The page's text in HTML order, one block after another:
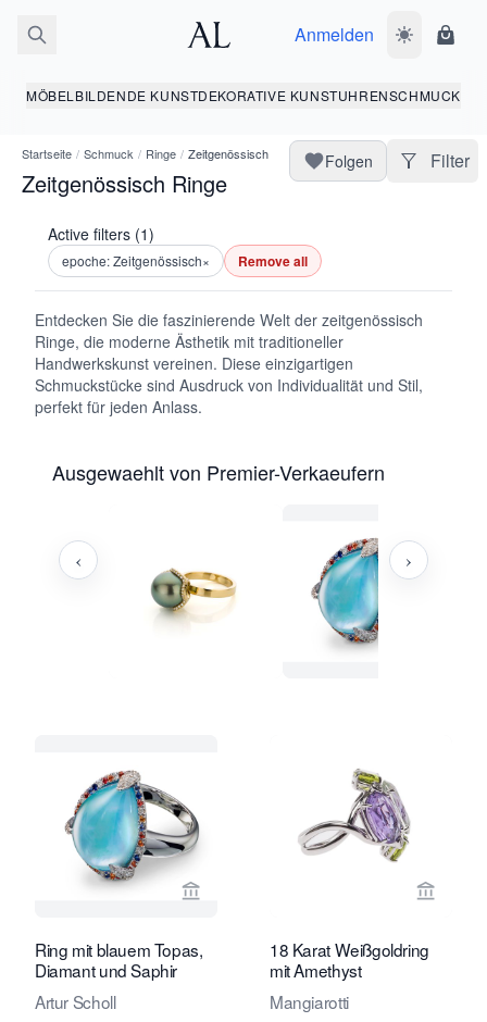
Anmelden
MÖBEL BILDENDE KUNSTDEKORATIVE KUNSTUHRENSCHMUCK
Startseite / Schmuck / Ringe / Zeitgenössisch
Zeitgenössisch Ringe
Folgen Filter
Active filters (1)
epoche: Zeitgenössisch× Remove all
Entdecken Sie die faszinierende Welt der zeitgenössisch
Ringe, die moderne Ästhetik mit traditioneller
Handwerkskunst vereinen. Diese einzigartigen
Schmuckstücke sind Ausdruck von Individualität und Stil,
perfekt für jeden Anlass.
Ausgewaehlt von Premier-Verkaeufern
‹ ›
Verkaeuferseite von Marij Kaak
Ring mit blauem Topas,
Diamant und Saphir
Artur Scholl
18 Karat Weißgoldring
mit Amethyst
Mangiarotti